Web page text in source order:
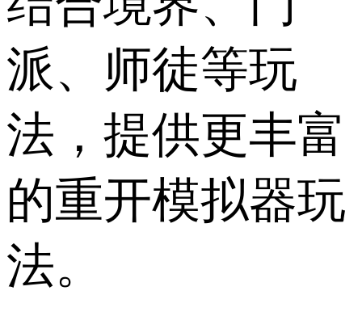
派、师徒等玩
法，提供更丰富
的重开模拟器玩
法。